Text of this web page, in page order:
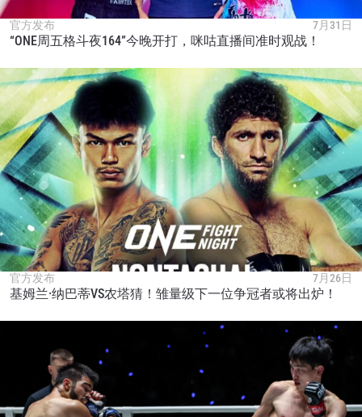
官方发布 7月31日
“ONE周五格斗夜164”今晚开打，咪咕直播间准时观战！
官方发布 7月26日
基姆兰·纳巴蒂VS农塔猜！雏量级下一位争冠者或将出炉！